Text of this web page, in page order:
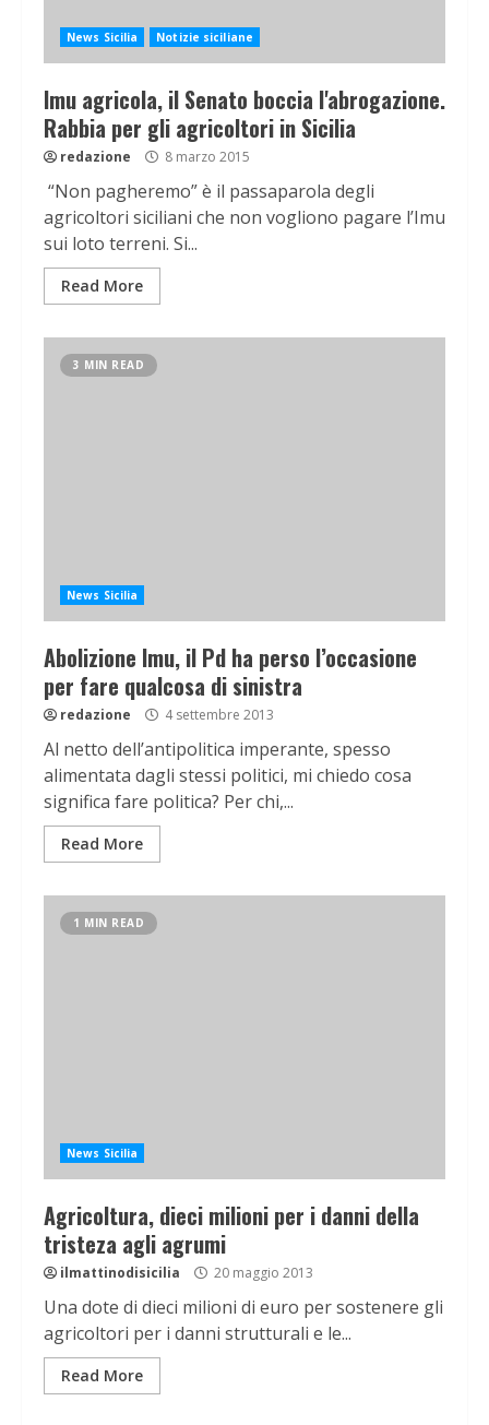
News Sicilia Notizie siciliane
Imu agricola, il Senato boccia l'abrogazione.
Rabbia per gli agricoltori in Sicilia
redazione 8 marzo 2015
“Non pagheremo” è il passaparola degli
agricoltori siciliani che non vogliono pagare l’Imu
sui loto terreni. Si...
Read More
3 MIN READ
News Sicilia
Abolizione Imu, il Pd ha perso l’occasione
per fare qualcosa di sinistra
redazione 4 settembre 2013
Al netto dell’antipolitica imperante, spesso
alimentata dagli stessi politici, mi chiedo cosa
significa fare politica? Per chi,...
Read More
1 MIN READ
News Sicilia
Agricoltura, dieci milioni per i danni della
tristeza agli agrumi
ilmattinodisicilia 20 maggio 2013
Una dote di dieci milioni di euro per sostenere gli
agricoltori per i danni strutturali e le...
Read More